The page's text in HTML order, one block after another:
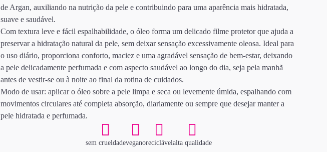
de Argan, auxiliando na nutrição da pele e contribuindo para uma aparência mais hidratada,
suave e saudável.
Com textura leve e fácil espalhabilidade, o óleo forma um delicado filme protetor que ajuda a
preservar a hidratação natural da pele, sem deixar sensação excessivamente oleosa. Ideal para
o uso diário, proporciona conforto, maciez e uma agradável sensação de bem-estar, deixando
a pele delicadamente perfumada e com aspecto saudável ao longo do dia, seja pela manhã
antes de vestir-se ou à noite ao final da rotina de cuidados.
Modo de usar: aplicar o óleo sobre a pele limpa e seca ou levemente úmida, espalhando com
movimentos circulares até completa absorção, diariamente ou sempre que desejar manter a
pele hidratada e perfumada.
sem crueldadeveganoreciclávelalta qualidade